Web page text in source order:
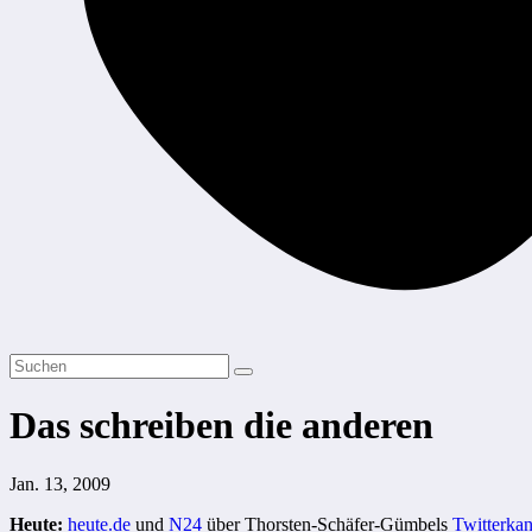
Das schreiben die anderen
Jan. 13, 2009
Heute: heute.de und N24 über Thorsten-Schäfer-Gümbels